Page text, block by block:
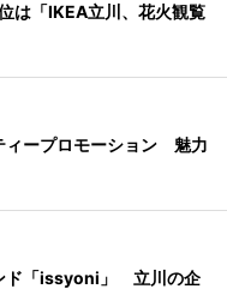
は「IKEA立川、花火観覧
ィープロモーション 魅力
ド「issyoni」 立川の企